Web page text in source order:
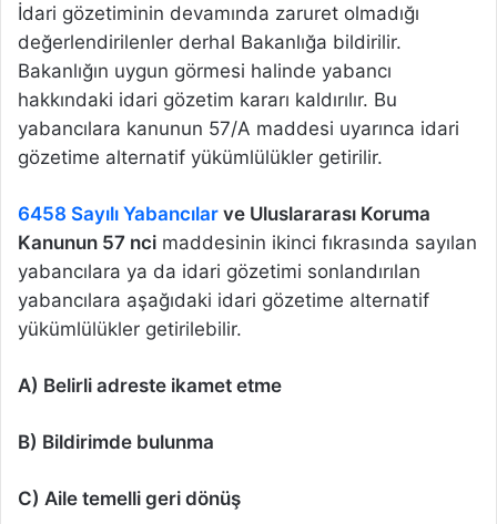
İdari gözetiminin devamında zaruret olmadığı
değerlendirilenler derhal Bakanlığa bildirilir.
Bakanlığın uygun görmesi halinde yabancı
hakkındaki idari gözetim kararı kaldırılır. Bu
yabancılara kanunun 57/A maddesi uyarınca idari
gözetime alternatif yükümlülükler getirilir.
6458 Sayılı Yabancılar ve Uluslararası Koruma
Kanunun 57 nci maddesinin ikinci fıkrasında sayılan
yabancılara ya da idari gözetimi sonlandırılan
yabancılara aşağıdaki idari gözetime alternatif
yükümlülükler getirilebilir.
A) Belirli adreste ikamet etme
B) Bildirimde bulunma
C) Aile temelli geri dönüş